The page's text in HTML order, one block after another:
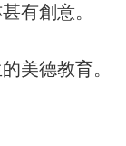
有創意。
美德教育。